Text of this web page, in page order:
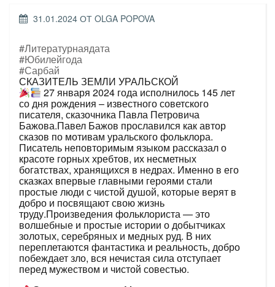
ОПУБЛИКОВАНО
31.01.2024 ОТ OLGA POPOVA
#Литературнаядата
#Юбилейгода
#Сарбай
СКАЗИТЕЛЬ ЗЕМЛИ УРАЛЬСКОЙ
27 января 2024 года исполнилось 145 лет
со дня рождения – известного советского
писателя, сказочника Павла Петровича
Бажова.Павел Бажов прославился как автор
сказов по мотивам уральского фольклора.
Писатель неповторимым языком рассказал о
красоте горных хребтов, их несметных
богатствах, хранящихся в недрах. Именно в его
сказках впервые главными героями стали
простые люди с чистой душой, которые верят в
добро и посвящают свою жизнь
труду.Произведения фольклориста — это
волшебные и простые истории о добытчиках
золотых, серебряных и медных руд. В них
переплетаются фантастика и реальность, добро
побеждает зло, вся нечистая сила отступает
перед мужеством и чистой совестью.